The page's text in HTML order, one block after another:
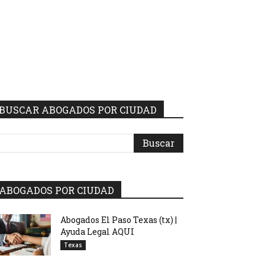
ABOGADOS POR CIUDAD
POR CIUDAD
Abogados El Paso Texas (tx) |
Ayuda Legal AQUI
Texas